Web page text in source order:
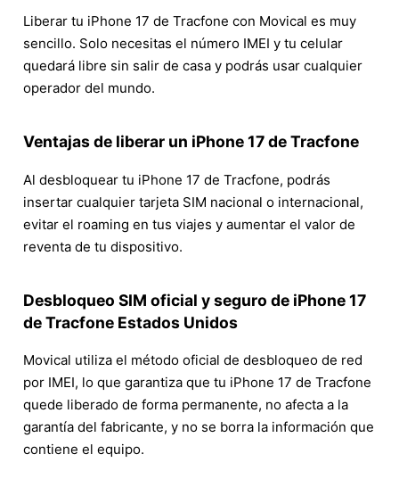
Liberar tu iPhone 17 de Tracfone con Movical es muy
sencillo. Solo necesitas el número IMEI y tu celular
quedará libre sin salir de casa y podrás usar cualquier
operador del mundo.
Ventajas de liberar un iPhone 17 de Tracfone
Al desbloquear tu iPhone 17 de Tracfone, podrás
insertar cualquier tarjeta SIM nacional o internacional,
evitar el roaming en tus viajes y aumentar el valor de
reventa de tu dispositivo.
Desbloqueo SIM oficial y seguro de iPhone 17
de Tracfone Estados Unidos
Movical utiliza el método oficial de desbloqueo de red
por IMEI, lo que garantiza que tu iPhone 17 de Tracfone
quede liberado de forma permanente, no afecta a la
garantía del fabricante, y no se borra la información que
contiene el equipo.